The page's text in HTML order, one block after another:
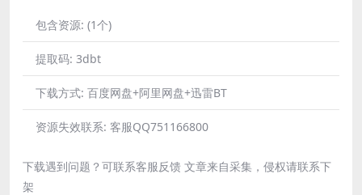
包含资源: (1个)
提取码: 3dbt
下载方式: 百度网盘+阿里网盘+迅雷BT
资源失效联系: 客服QQ751166800
下载遇到问题？可联系客服反馈 文章来自采集，侵权请联系下
架